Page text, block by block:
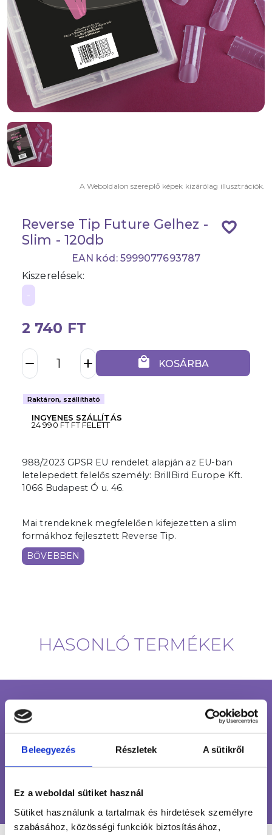
Beleegyezés Részletek A sütikről
Ez a weboldal sütiket használ
Sütiket használunk a tartalmak és hirdetések személyre
szabásához, közösségi funkciók biztosításához,
A Weboldalon szereplő képek kizárólag illusztrációk.
favorite_border
Reverse Tip Future Gelhez -
Slim - 120db
EAN kód: 5999077693787
Kiszerelések:
-
2 740 FT
remove add local_mall KOSÁRBA
Raktáron, szállítható
INGYENES SZÁLLÍTÁS
24 990 FT FT FELETT
988/2023 GPSR EU rendelet alapján az EU-ban
letelepedett felelős személy: BrillBird Europe Kft.
1066 Budapest Ó u. 46.
Mai trendeknek megfelelően kifejezetten a slim
formákhoz fejlesztett Reverse Tip.
BŐVEBBEN
HASONLÓ TERMÉKEK
ÜGYFÉLSZOLGÁLAT
ONLINE VÁSÁRLÁS